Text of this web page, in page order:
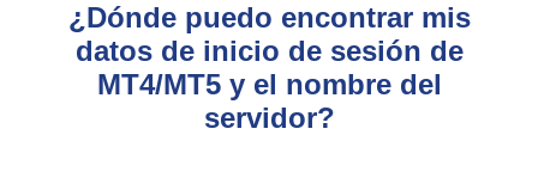
¿Dónde puedo encontrar mis
datos de inicio de sesión de
MT4/MT5 y el nombre del
servidor?